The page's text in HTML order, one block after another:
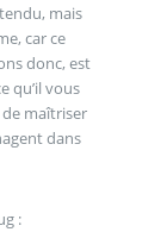
mais
car ce
donc, est
qu’il vous
maîtriser
dans
: